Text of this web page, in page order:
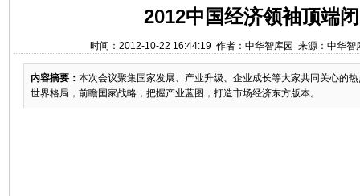
2012中国经济领袖顶端
时间：2012-10-22 16:44:19 作者：中华智库园 来源：中华智
内容摘要： 本次会议聚集国家发展、产业升级、企业成长等大家共同关心的
世界格局，前瞻国家战略，把握产业蓝图，打造市场经济东方版本。